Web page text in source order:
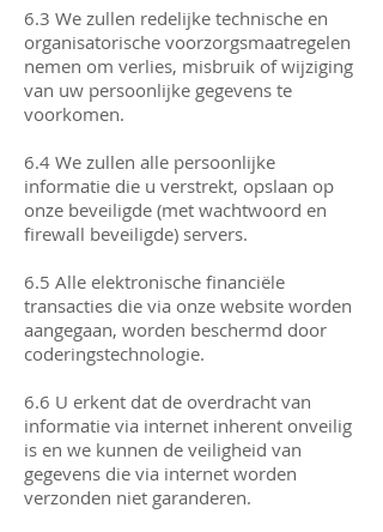
6.3 We zullen redelijke technische en
organisatorische voorzorgsmaatregelen
nemen om verlies, misbruik of wijziging
van uw persoonlijke gegevens te
voorkomen.
6.4 We zullen alle persoonlijke
informatie die u verstrekt, opslaan op
onze beveiligde (met wachtwoord en
firewall beveiligde) servers.
6.5 Alle elektronische financiële
transacties die via onze website worden
aangegaan, worden beschermd door
coderingstechnologie.
6.6 U erkent dat de overdracht van
informatie via internet inherent onveilig
is en we kunnen de veiligheid van
gegevens die via internet worden
verzonden niet garanderen.